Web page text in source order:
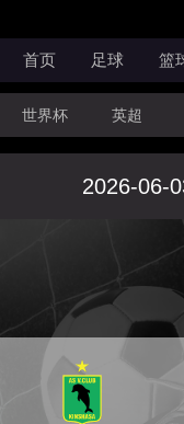
首页 足球 篮
世界杯 英超
CBA FIBA洲际杯
2026-06-